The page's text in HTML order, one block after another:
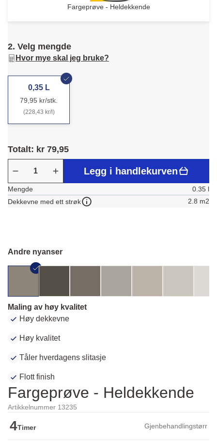
Fargeprøve - Heldekkende
2. Velg mengde
Hvor mye skal jeg bruke?
0,35 L
79,95 kr/stk.
(228,43 kr/l)
Totalt: kr 79,95
Legg i handlekurven
Mengde
0.35 l
Dekkevne med ett strøk
2.8 m2
Andre nyanser
Maling av høy kvalitet
Høy dekkevne
Høy kvalitet
Tåler hverdagens slitasje
Flott finish
Fargeprøve - Heldekkende
Artikkelnummer 13235
4Timer Gjenbehandlingstørr